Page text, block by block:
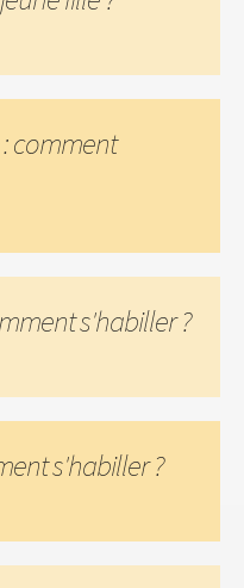
: comment
s'habiller ?
s'habiller ?